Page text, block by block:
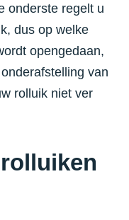
onderste regelt u
dus op welke
opengedaan,
van
rolluik niet ver